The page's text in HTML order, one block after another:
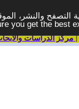
التصفح والنشر،
you get the best
|مركز الدراسات والابحاث العلمانية في العالم العربي